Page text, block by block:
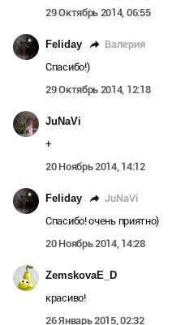
29 Октябрь 2014, 06:55
Feliday Валерия
Спасибо!)
29 Октябрь 2014, 12:18
JuNaVi
+
20 Ноябрь 2014, 14:12
Feliday JuNaVi
Спасибо! очень приятно)
20 Ноябрь 2014, 14:28
ZemskovaE_D
красиво!
26 Январь 2015, 02:32